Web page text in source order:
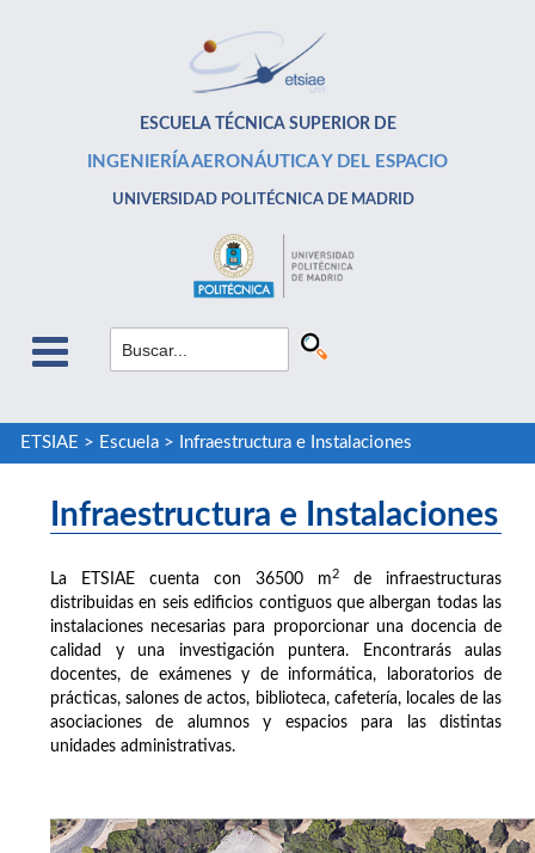
ESCUELA TÉCNICA SUPERIOR DE
INGENIERÍA AERONÁUTICA Y DEL ESPACIO
UNIVERSIDAD POLITÉCNICA DE MADRID
ETSIAE > Escuela> Infraestructura e Instalaciones
Infraestructura e Instalaciones
La ETSIAE cuenta con 36500 m2
de infraestructuras
distribuidas en seis edificios contiguos que albergan todas las
instalaciones necesarias para proporcionar una docencia de
calidad y una investigación puntera. Encontrarás aulas
docentes, de exámenes y de informática, laboratorios de
prácticas, salones de actos, biblioteca, cafetería, locales de las
asociaciones de alumnos y espacios para las distintas
unidades administrativas.